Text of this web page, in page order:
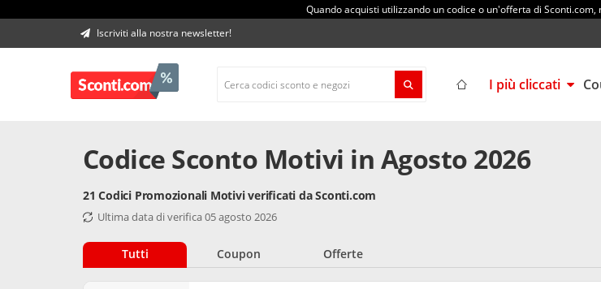
Quando acquisti utilizzando un codice o un'offerta di
Iscriviti alla nostra newsletter!
I più cliccati
Codice Sconto Motivi in Agosto 2026
21 Codici Promozionali Motivi verificati da Sconti.com
Ultima data di verifica 05 agosto 2026
Tutti Coupon Offerte